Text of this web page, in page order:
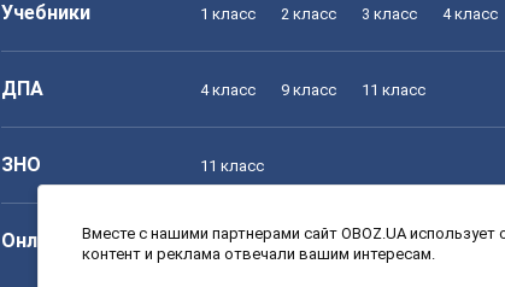
Учебники 1 класс 2 класс 3 класс 4 класс
ДПА 4 класс 9 класс 11 класс
ЗНО 11 класс
Онлайн уроки 1 класс 2 класс 3 класс 4 класс
Вместе с нашими партнерами сайт OBOZ.UA
контент и реклама отвечали вашим интересам.